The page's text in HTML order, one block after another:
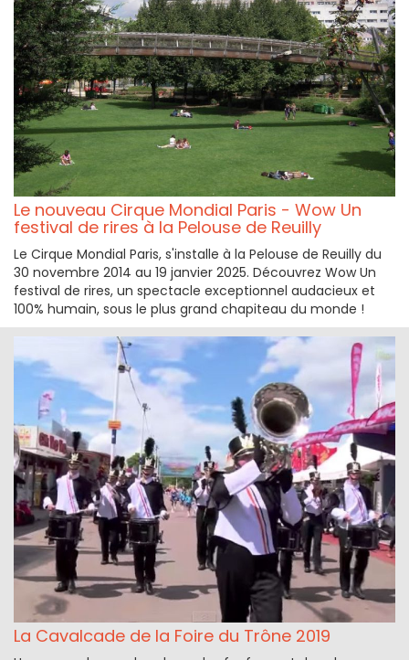
Le nouveau Cirque Mondial Paris - Wow Un
festival de rires à la Pelouse de Reuilly
Le Cirque Mondial Paris, s'installe à la Pelouse de Reuilly du
30 novembre 2014 au 19 janvier 2025. Découvrez Wow Un
festival de rires, un spectacle exceptionnel audacieux et
100% humain, sous le plus grand chapiteau du monde !
La Cavalcade de la Foire du Trône 2019